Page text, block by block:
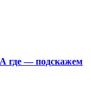
А где — подскажем